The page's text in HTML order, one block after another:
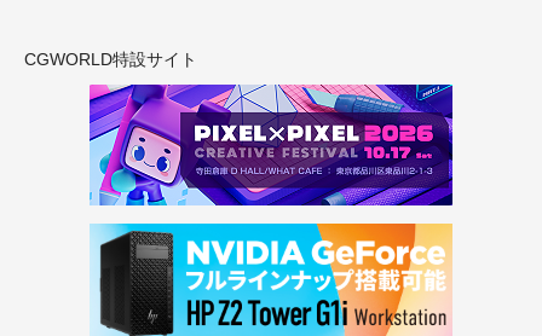
CGWORLD特設サイト